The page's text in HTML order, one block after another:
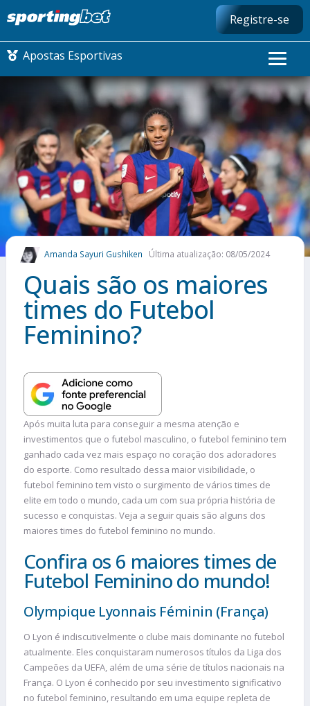
Registre-se
Apostas Esportivas
CONMEBOL LIBERTADORES
FUTEBOL NACIONAL
FUTEBOL INTERNACIONAL
COMO APOSTAR
MAIS ESPORTES
Amanda Sayuri Gushiken Última atualização: 08/05/2024
Quais são os maiores
times do Futebol
Feminino?
Após muita luta para conseguir a mesma atenção e
investimentos que o futebol masculino, o futebol feminino tem
ganhado cada vez mais espaço no coração dos adoradores
do esporte. Como resultado dessa maior visibilidade, o
futebol feminino tem visto o surgimento de vários times de
elite em todo o mundo, cada um com sua própria história de
sucesso e conquistas. Veja a seguir quais são alguns dos
maiores times do futebol feminino no mundo.
Confira os 6 maiores times de
Futebol Feminino do mundo!
Olympique Lyonnais Féminin (França)
O Lyon é indiscutivelmente o clube mais dominante no futebol
atualmente. Eles conquistaram numerosos títulos da Liga dos
Campeões da UEFA, além de uma série de títulos nacionais na
França. O Lyon é conhecido por seu investimento significativo
no futebol feminino, resultando em uma equipe repleta de